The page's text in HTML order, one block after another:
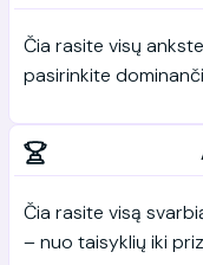
Čia rasite visų
pasirinkite
Čia rasite visą
– nuo taisyklių iki